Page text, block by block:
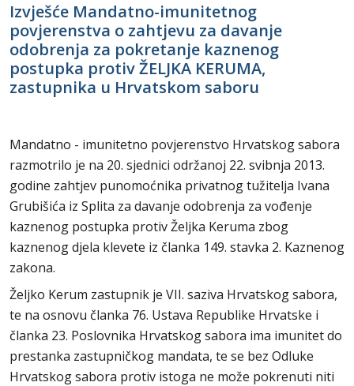
Izvješće Mandatno-imunitetnog
povjerenstva o zahtjevu za davanje
odobrenja za pokretanje kaznenog
postupka protiv ŽELJKA KERUMA,
zastupnika u Hrvatskom saboru
Mandatno - imunitetno povjerenstvo Hrvatskog sabora
razmotrilo je na 20. sjednici održanoj 22. svibnja 2013.
godine zahtjev punomoćnika privatnog tužitelja Ivana
Grubišića iz Splita za davanje odobrenja za vođenje
kaznenog postupka protiv Željka Keruma zbog
kaznenog djela klevete iz članka 149. stavka 2. Kaznenog
zakona.
Željko Kerum zastupnik je VII. saziva Hrvatskog sabora,
te na osnovu članka 76. Ustava Republike Hrvatske i
članka 23. Poslovnika Hrvatskog sabora ima imunitet do
prestanka zastupničkog mandata, te se bez Odluke
Hrvatskog sabora protiv istoga ne može pokrenuti niti